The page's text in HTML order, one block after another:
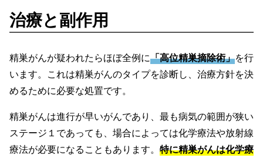
治療と副作用
精巣がんが疑われたらほぼ全例に「高位精巣摘除術」を行
います。これは精巣がんのタイプを診断し、治療方針を決
めるために必要な処置です。
精巣がんは進行が早いがんであり、最も病気の範囲が狭い
ステージ１であっても、場合によっては化学療法や放射線
療法が必要になることもあります。 特に精巣がんは化学療